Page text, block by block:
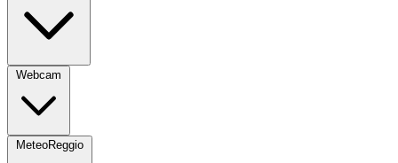
Webcam
MeteoReggio